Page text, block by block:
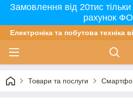
Замовлення від 20тис
рахунок
Електроніка та побутова техніка
Товари та послуги